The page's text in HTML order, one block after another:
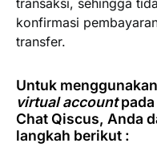
transaksi, sehingga
konfirmasi
transfer.
Untuk
virtual accountpada
Chat Qiscus, Anda
langkah berikut :